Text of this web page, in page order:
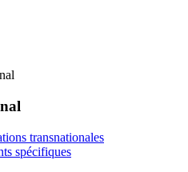
transnationales
spécifiques